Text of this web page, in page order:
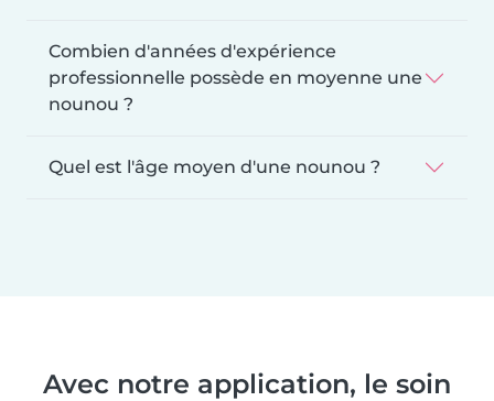
Combien d'années d'expérience
professionnelle possède en moyenne une
nounou ?
Quel est l'âge moyen d'une nounou ?
Avec notre application, le soin